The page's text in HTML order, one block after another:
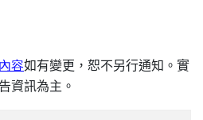
容如有變更，恕不另行通知。實
資訊為主。